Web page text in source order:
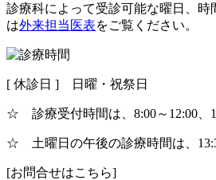
診療科によって受診可能な曜日、時
は外来担当医表をご覧ください。
[ 休診日 ] 日曜・祝祭日
☆ 診療受付時間は、8:00～12:00、
☆ 土曜日の午後の診療時間は、
[お問合せはこちら]